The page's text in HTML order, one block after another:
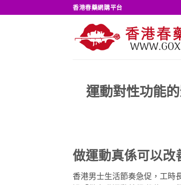
to
香港春藥網購平台
運動對性功能
做運動真係可以改
香港男士生活節奏急促，工時